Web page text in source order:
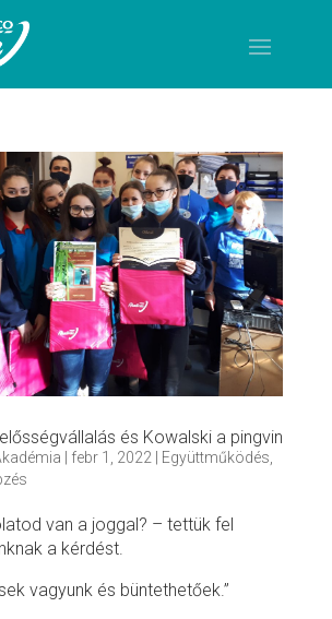
és Kowalski a pingvin
febr 1, 2022 Együttműködés
van a joggal? – tettük fel
a kérdést.
vagyunk és büntethetőek.”